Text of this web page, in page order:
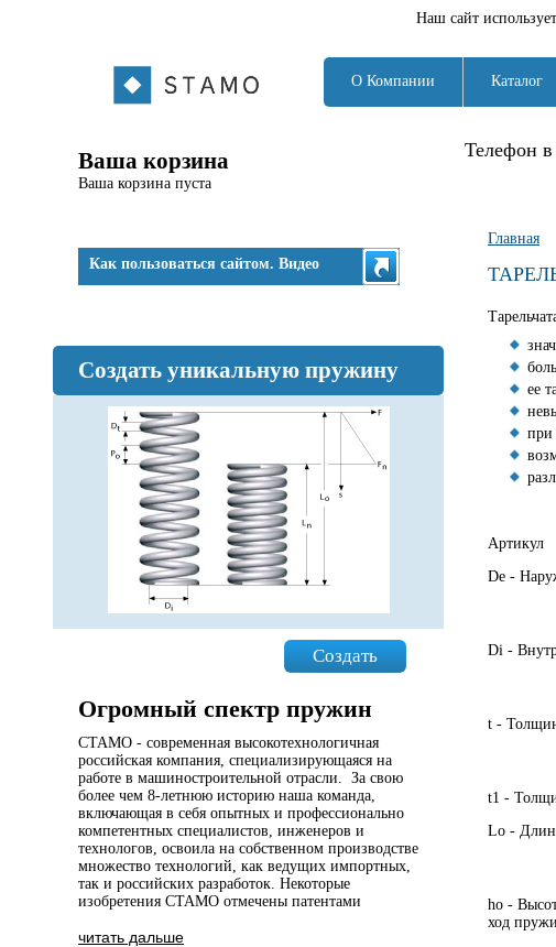
Наш сайт
О Компании Каталог
Телефон в
Ваша корзина
Ваша корзина пуста
Как пользоваться сайтом. Видео
Создать уникальную пружину
Создать
Огромный спектр пружин
СТАМО - современная высокотехнологичная
российская компания, специализирующаяся на
работе в машиностроительной отрасли. За свою
более чем 8-летнюю историю наша команда,
включающая в себя опытных и профессионально
компетентных специалистов, инженеров и
технологов, освоила на собственном производстве
множество технологий, как ведущих импортных,
так и российских разработок. Некоторые
изобретения СТАМО отмечены патентами
читать дальше
Вы
Главная
ее
при
Артикул
De -
Di -
t -
t1 -
Lo -
ho -
ход